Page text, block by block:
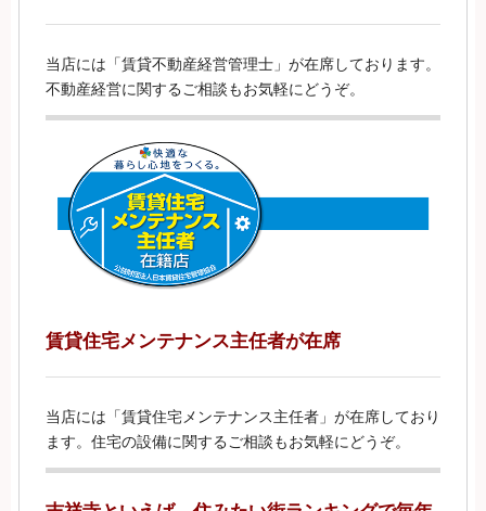
当店には「賃貸不動産経営管理士」が在席しております。
不動産経営に関するご相談もお気軽にどうぞ。
賃貸住宅メンテナンス主任者が在席
当店には「賃貸住宅メンテナンス主任者」が在席しており
ます。住宅の設備に関するご相談もお気軽にどうぞ。